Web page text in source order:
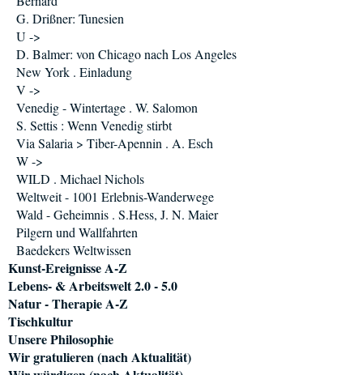
G. Drißner: Tunesien
U ->
D. Balmer: von Chicago nach Los Angeles
New York . Einladung
V ->
Venedig - Wintertage . W. Salomon
S. Settis : Wenn Venedig stirbt
Via Salaria > Tiber-Apennin . A. Esch
W ->
WILD . Michael Nichols
Weltweit - 1001 Erlebnis-Wanderwege
Wald - Geheimnis . S.Hess, J. N. Maier
Pilgern und Wallfahrten
Baedekers Weltwissen
Kunst-Ereignisse A-Z
Lebens- & Arbeitswelt 2.0 - 5.0
Natur - Therapie A-Z
Tischkultur
Unsere Philosophie
Wir gratulieren (nach Aktualität)